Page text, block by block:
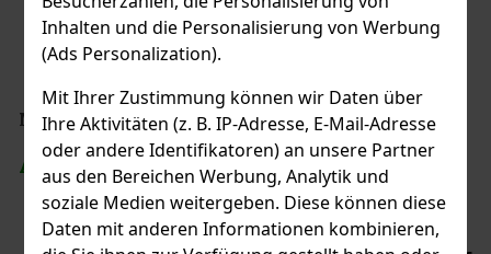
Inhalten und die Personalisierung von Werbung
(Ads Personalization).
Mit Ihrer Zustimmung können wir Daten über
Ihre Aktivitäten (z. B. IP-Adresse, E-Mail-Adresse
oder andere Identifikatoren) an unsere Partner
aus den Bereichen Werbung, Analytik und
soziale Medien weitergeben. Diese können diese
Daten mit anderen Informationen kombinieren,